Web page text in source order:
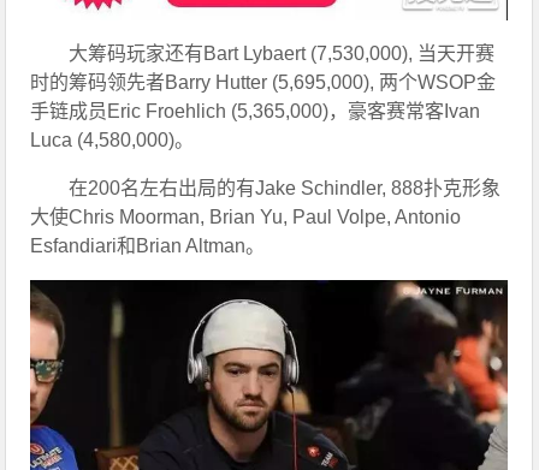
大筹码玩家还有Bart Lybaert (7,530,000), 当天开赛
时的筹码领先者Barry Hutter (5,695,000), 两个WSOP金
手链成员Eric Froehlich (5,365,000)，豪客赛常客Ivan
Luca (4,580,000)。
在200名左右出局的有Jake Schindler, 888扑克形象
大使Chris Moorman, Brian Yu, Paul Volpe, Antonio
Esfandiari和Brian Altman。